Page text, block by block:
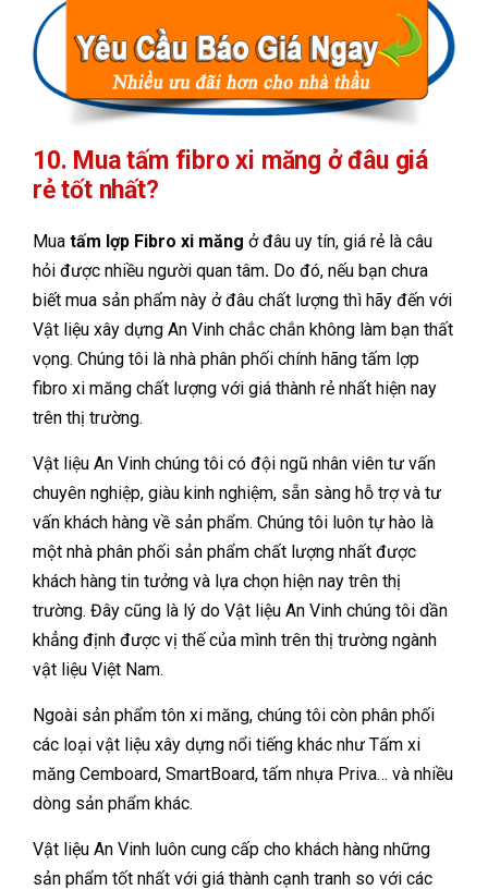
10. Mua tấm fibro xi măng ở đâu giá
rẻ tốt nhất?
Mua tấm lợp Fibro xi măng ở đâu uy tín, giá rẻ là câu
hỏi được nhiều người quan tâm. Do đó, nếu bạn chưa
biết mua sản phẩm này ở đâu chất lượng thì hãy đến với
Vật liệu xây dựng An Vinh chắc chắn không làm bạn thất
vọng. Chúng tôi là nhà phân phối chính hãng tấm lợp
fibro xi măng chất lượng với giá thành rẻ nhất hiện nay
trên thị trường.
Vật liệu An Vinh chúng tôi có đội ngũ nhân viên tư vấn
chuyên nghiệp, giàu kinh nghiệm, sẵn sàng hỗ trợ và tư
vấn khách hàng về sản phẩm. Chúng tôi luôn tự hào là
một nhà phân phối sản phẩm chất lượng nhất được
khách hàng tin tưởng và lựa chọn hiện nay trên thị
trường. Đây cũng là lý do Vật liệu An Vinh chúng tôi dần
khẳng định được vị thế của mình trên thị trường ngành
vật liệu Việt Nam.
Ngoài sản phẩm tôn xi măng, chúng tôi còn phân phối
các loại vật liệu xây dựng nổi tiếng khác như Tấm xi
măng Cemboard, SmartBoard, tấm nhựa Priva… và nhiều
dòng sản phẩm khác.
Vật liệu An Vinh luôn cung cấp cho khách hàng những
sản phẩm tốt nhất với giá thành cạnh tranh so với các